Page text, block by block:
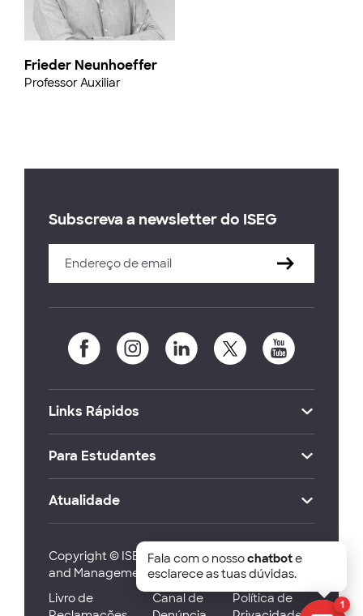
Frieder Neunhoeffer
Professor Auxiliar
Subscreva a newsletter do ISEG
Links Rápidos
Para Estudantes
Atualidade
Copyright © ISEG Lisbon School of Economics
and Management 2026
Livro de
Canal de
Política de
1
Fala com o nossochatbote
esclarece as tuas dúvidas.